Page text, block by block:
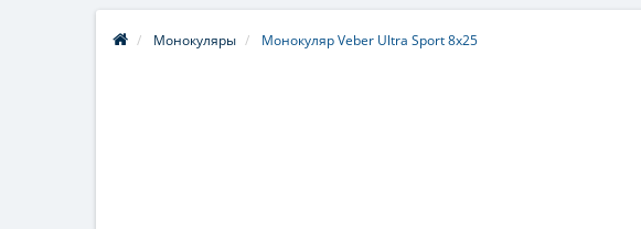
Монокуляры Монокуляр Veber Ultra Sport 8x25